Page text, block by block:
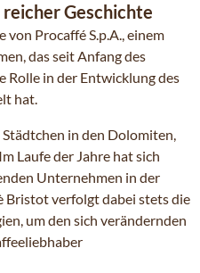
Geschichte
Procaffé S.p.A., einem
das seit Anfang des
Rolle in der Entwicklung des
hat.
in den Dolomiten,
Laufe der Jahre hat sich
Unternehmen in der
Bristot verfolgt dabei stets die
um den sich verändernden